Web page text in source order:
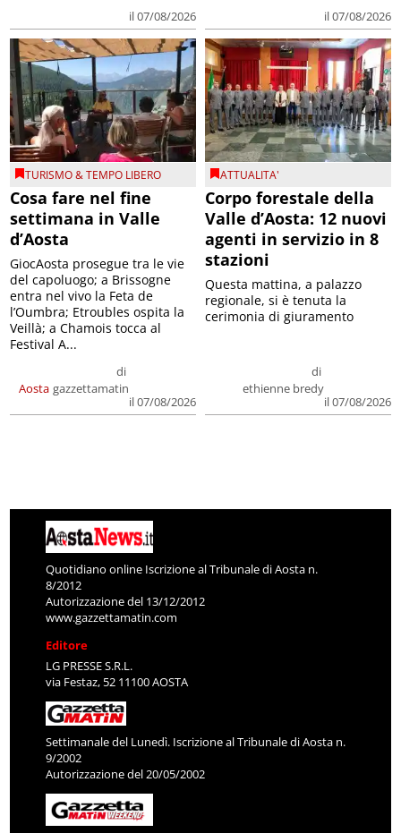
il 07/08/2026 il 07/08/2026
TURISMO & TEMPO LIBERO
Cosa fare nel fine
settimana in Valle
d’Aosta
Aosta
di
gazzettamatin
il 07/08/2026
GiocAosta prosegue tra le vie
del capoluogo; a Brissogne
entra nel vivo la Feta de
l’Oumbra; Etroubles ospita la
Veillà; a Chamois tocca al
Festival A...
ATTUALITA'
Corpo forestale della
Valle d’Aosta: 12 nuovi
agenti in servizio in 8
stazioni
di
ethienne bredy
il 07/08/2026
Questa mattina, a palazzo
regionale, si è tenuta la
cerimonia di giuramento
Quotidiano online Iscrizione al Tribunale di Aosta n.
8/2012
Autorizzazione del 13/12/2012
www.gazzettamatin.com
Editore
LG PRESSE S.R.L.
via Festaz, 52 11100 AOSTA
Settimanale del Lunedì. Iscrizione al Tribunale di Aosta n.
9/2002
Autorizzazione del 20/05/2002